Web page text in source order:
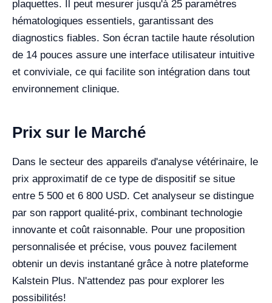
plaquettes. Il peut mesurer jusqu'à 25 paramètres
hématologiques essentiels, garantissant des
diagnostics fiables. Son écran tactile haute résolution
de 14 pouces assure une interface utilisateur intuitive
et conviviale, ce qui facilite son intégration dans tout
environnement clinique.
Prix sur le Marché
Dans le secteur des appareils d'analyse vétérinaire, le
prix approximatif de ce type de dispositif se situe
entre 5 500 et 6 800 USD. Cet analyseur se distingue
par son rapport qualité-prix, combinant technologie
innovante et coût raisonnable. Pour une proposition
personnalisée et précise, vous pouvez facilement
obtenir un devis instantané grâce à notre plateforme
Kalstein Plus. N'attendez pas pour explorer les
possibilités!